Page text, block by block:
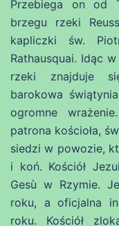
Przebiega on od
brzegu rzeki
kapliczki św.
Rathausquai. Idąc
rzeki znajduje
barokowa
ogromne
patrona kościoła,
siedzi w powozie,
i koń. Kościół
Gesù w Rzymie.
roku, a oficjalna
roku. Kościół